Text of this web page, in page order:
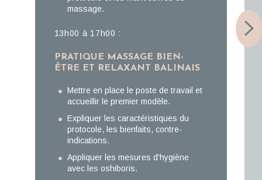
massage.
13h00 à 17h00 :
PRATIQUE MASSAGE BIEN-
ÊTRE ET RELAXANT BALINAIS
Mettre en place le poste de travail et
accueillir le premier modèle.
Expliquer les caractéristiques du
protocole, les bienfaits, contre-
indications.
Appliquer les mesures d'hygiène
avec les oshiboris.